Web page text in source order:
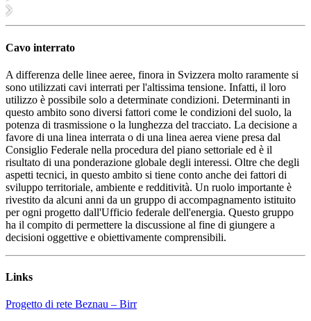
Cavo interrato
A differenza delle linee aeree, finora in Svizzera molto raramente si
sono utilizzati cavi interrati per l'altissima tensione. Infatti, il loro
utilizzo è possibile solo a determinate condizioni. Determinanti in
questo ambito sono diversi fattori come le condizioni del suolo, la
potenza di trasmissione o la lunghezza del tracciato. La decisione a
favore di una linea interrata o di una linea aerea viene presa dal
Consiglio Federale nella procedura del piano settoriale ed è il
risultato di una ponderazione globale degli interessi. Oltre che degli
aspetti tecnici, in questo ambito si tiene conto anche dei fattori di
sviluppo territoriale, ambiente e redditività. Un ruolo importante è
rivestito da alcuni anni da un gruppo di accompagnamento istituito
per ogni progetto dall'Ufficio federale dell'energia. Questo gruppo
ha il compito di permettere la discussione al fine di giungere a
decisioni oggettive e obiettivamente comprensibili.
Links
Progetto di rete Beznau – Birr